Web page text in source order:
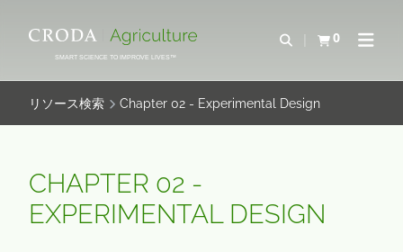
ン
を
ー
ス
SMART SCIENCE TO IMPROVE LIVES™
検索を開く
0
カートを確認す
ナビ
リソース検索 Chapter 02 - Experimental Design
CHAPTER 02 -
EXPERIMENTAL DESIGN